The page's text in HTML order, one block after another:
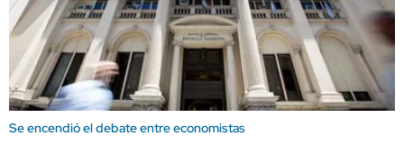
Se encendió el debate entre economistas